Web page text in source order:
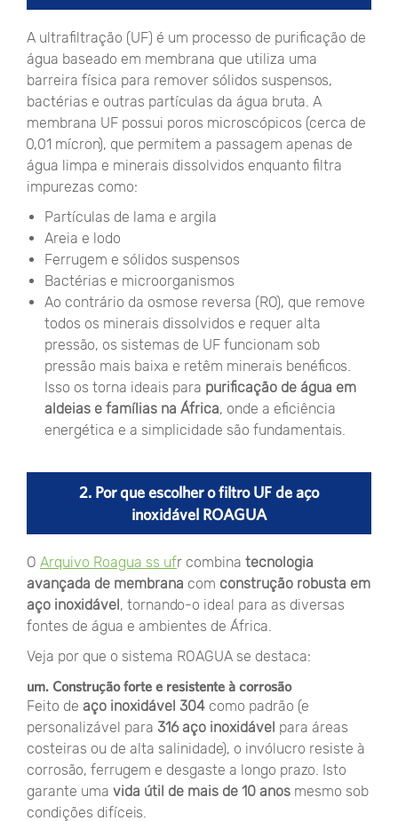
A ultrafiltração (UF) é um processo de purificação de
água baseado em membrana que utiliza uma
barreira física para remover sólidos suspensos,
bactérias e outras partículas da água bruta. A
membrana UF possui poros microscópicos (cerca de
0,01 mícron), que permitem a passagem apenas de
água limpa e minerais dissolvidos enquanto filtra
impurezas como:
Partículas de lama e argila
Areia e lodo
Ferrugem e sólidos suspensos
Bactérias e microorganismos
Ao contrário da osmose reversa (RO), que remove
todos os minerais dissolvidos e requer alta
pressão, os sistemas de UF funcionam sob
pressão mais baixa e retêm minerais benéficos.
Isso os torna ideais para purificação de água em
aldeias e famílias na África, onde a eficiência
energética e a simplicidade são fundamentais.
2. Por que escolher o filtro UF de aço
inoxidável ROAGUA
O Arquivo Roagua ss ufr combina tecnologia
avançada de membrana com construção robusta em
aço inoxidável, tornando-o ideal para as diversas
fontes de água e ambientes de África.
Veja por que o sistema ROAGUA se destaca:
um. Construção forte e resistente à corrosão
Feito de aço inoxidável 304 como padrão (e
personalizável para 316 aço inoxidável para áreas
costeiras ou de alta salinidade), o invólucro resiste à
corrosão, ferrugem e desgaste a longo prazo. Isto
garante uma vida útil de mais de 10 anos mesmo sob
condições difíceis.